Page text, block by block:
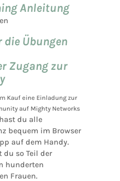
Anleitung
Übungen
Zugang zur
Kauf eine Einladung zur
auf Mighty Networks
du alle
bequem im Browser
auf dem Handy.
du so Teil der
hunderten
Frauen.